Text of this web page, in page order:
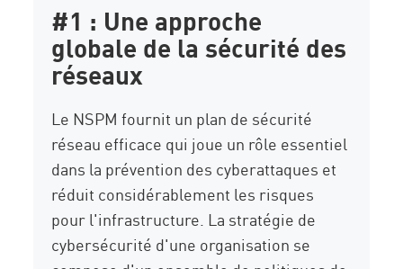
#1 : Une approche
globale de la sécurité des
réseaux
Le NSPM fournit un plan de sécurité
réseau efficace qui joue un rôle essentiel
dans la prévention des cyberattaques et
réduit considérablement les risques
pour l'infrastructure. La stratégie de
cybersécurité d'une organisation se